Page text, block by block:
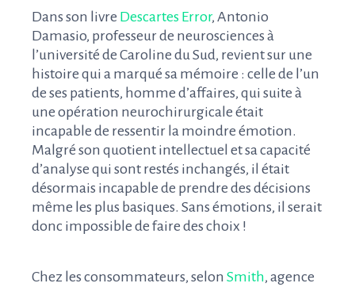
Dans son livre Descartes Error, Antonio
Damasio, professeur de neurosciences à
l’université de Caroline du Sud, revient sur une
histoire qui a marqué sa mémoire : celle de l’un
de ses patients, homme d’affaires, qui suite à
une opération neurochirurgicale était
incapable de ressentir la moindre émotion.
Malgré son quotient intellectuel et sa capacité
d’analyse qui sont restés inchangés, il était
désormais incapable de prendre des décisions
même les plus basiques. Sans émotions, il serait
donc impossible de faire des choix !
Chez les consommateurs, selon Smith, agence